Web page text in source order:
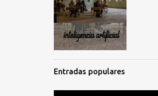
Entradas populares